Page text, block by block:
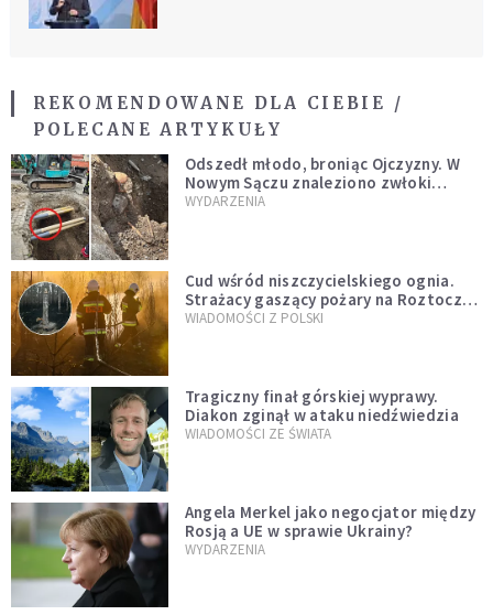
REKOMENDOWANE DLA CIEBIE /
POLECANE ARTYKUŁY
Odszedł młodo, broniąc Ojczyzny. W
Nowym Sączu znaleziono zwłoki
mężczyzny z czasów potopu
WYDARZENIA
Cud wśród niszczycielskiego ognia.
Strażacy gaszący pożary na Roztoczu
opublikowali niezwykłe zdjęcie
WIADOMOŚCI Z POLSKI
Tragiczny finał górskiej wyprawy.
Diakon zginął w ataku niedźwiedzia
WIADOMOŚCI ZE ŚWIATA
Angela Merkel jako negocjator między
Rosją a UE w sprawie Ukrainy?
WYDARZENIA